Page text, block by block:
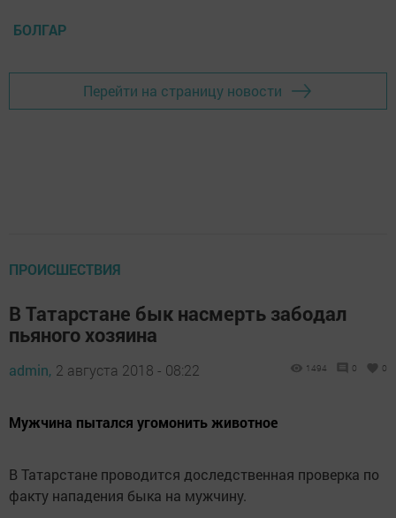
БОЛГАР
Перейти на страницу новости
ПРОИСШЕСТВИЯ
В Татарстане бык насмерть забодал
пьяного хозяина
admin, 2 августа 2018 - 08:22 1494 0 0
Мужчина пытался угомонить животное
В Татарстане проводится доследственная проверка по
факту нападения быка на мужчину.